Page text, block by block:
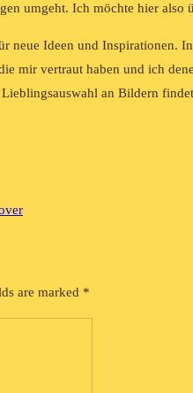
umgeht. Ich möchte hier
Ideen und Inspirationen.
mir vertraut haben und ich
an Bildern
are marked *